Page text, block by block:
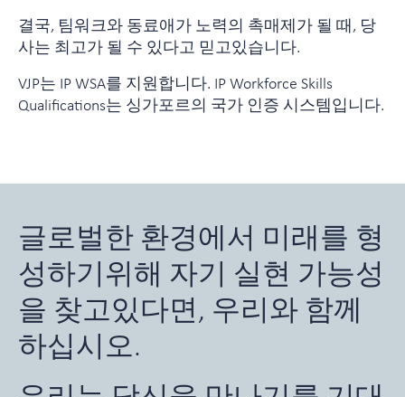
결국, 팀워크와 동료애가 노력의 촉매제가 될 때, 당
사는 최고가 될 수 있다고 믿고있습니다.
VJP는 IP WSA를 지원합니다. IP Workforce Skills
Qualifications는 싱가포르의 국가 인증 시스템입니다.
글로벌한 환경에서 미래를 형
성하기위해 자기 실현 가능성
을 찾고있다면, 우리와 함께
하십시오.